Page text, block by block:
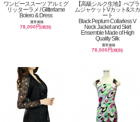
ワンピーススーツ アルミグ
リッターラメ / Glitterlame
Bolero & Dress
通常価格
78,000円(税別)
【高級シルク生地】ぺプラ
ムジャケットVカット&スカ
ート
Black Peplum Collarless V
Neck Jacket and Skirt
Ensemble Made of High
Quality Silk
通常価格
78,000円(税別)